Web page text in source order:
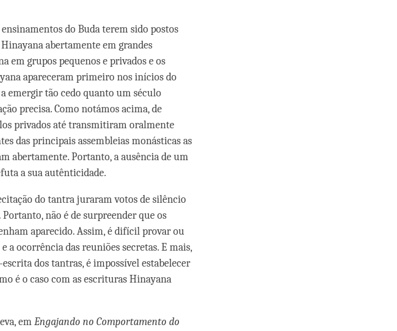
do Buda terem sido postos
abertamente em grandes
em grupos pequenos e privados e os
apareceram primeiro nos inícios do
emergir tão cedo quanto um século
precisa. Como notámos acima, de
privados até transmitiram oralmente
das principais assembleias monásticas as
abertamente. Portanto, a ausência de um
a sua autênticidade.
do tantra juraram votos de silêncio
não é de surpreender que os
aparecido. Assim, é difícil provar ou
ocorrência das reuniões secretas. E mais,
dos tantras, é impossível estabelecer
é o caso com as escrituras Hinayana
emEngajando no Comportamento do